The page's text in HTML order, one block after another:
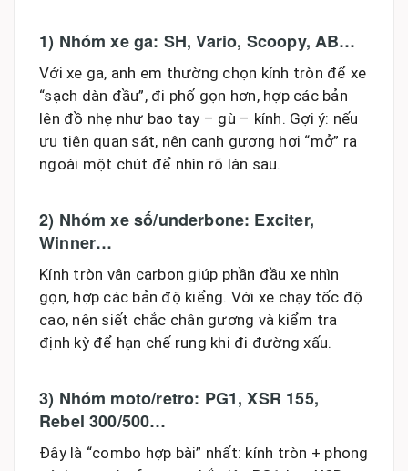
1) Nhóm xe ga: SH, Vario, Scoopy, AB…
Với xe ga, anh em thường chọn kính tròn để xe
“sạch dàn đầu”, đi phố gọn hơn, hợp các bản
lên đồ nhẹ như bao tay – gù – kính. Gợi ý: nếu
ưu tiên quan sát, nên canh gương hơi “mở” ra
ngoài một chút để nhìn rõ làn sau.
2) Nhóm xe số/underbone: Exciter,
Winner…
Kính tròn vân carbon giúp phần đầu xe nhìn
gọn, hợp các bản độ kiểng. Với xe chạy tốc độ
cao, nên siết chắc chân gương và kiểm tra
định kỳ để hạn chế rung khi đi đường xấu.
3) Nhóm moto/retro: PG1, XSR 155,
Rebel 300/500…
Đây là “combo hợp bài” nhất: kính tròn + phong